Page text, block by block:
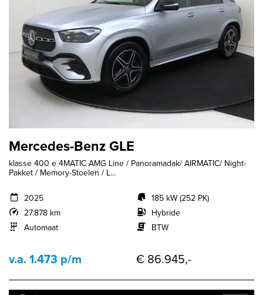
Mercedes-Benz GLE
klasse 400 e 4MATIC AMG Line / Panoramadak/ AIRMATIC/ Night-
Pakket / Memory-Stoelen / L...
2025
27.878 km
Automaat
185 kW (252 PK)
Hybride
BTW
v.a. 1.473 p/m € 86.945,-